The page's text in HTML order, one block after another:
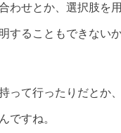
わせとか、選択肢を
ることもできない
て行ったりだとか
ですね。